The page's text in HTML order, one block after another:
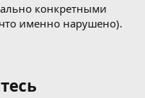
конкретными
именно нарушено).